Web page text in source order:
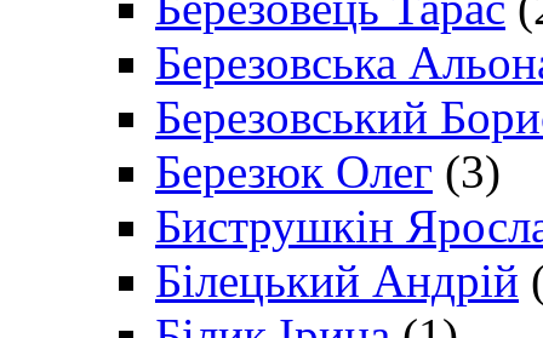
Березовська
Березовський
Березюк Олег (3)
Биструшкін
Білецький Андрій